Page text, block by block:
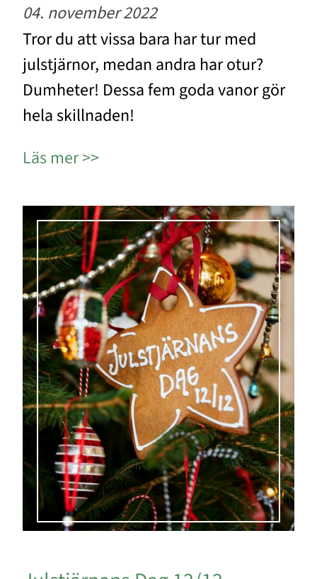
04. november 2022
Tror du att vissa bara har tur med
julstjärnor, medan andra har otur?
Dumheter! Dessa fem goda vanor gör
hela skillnaden!
Läs mer